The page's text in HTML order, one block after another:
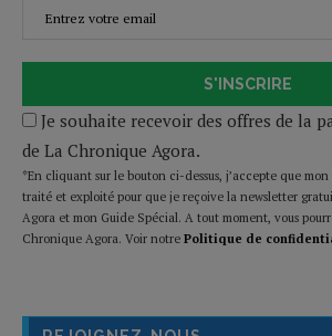
S'INSCRIRE
Je souhaite recevoir des offres de la
de La Chronique Agora.
*En cliquant sur le bouton ci-dessus, j’accepte que
traité et exploité pour que je reçoive la newsletter
Agora et mon Guide Spécial. A tout moment, vous
Chronique Agora. Voir notre Politique de